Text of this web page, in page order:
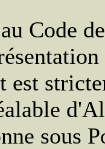
Code
est
sous